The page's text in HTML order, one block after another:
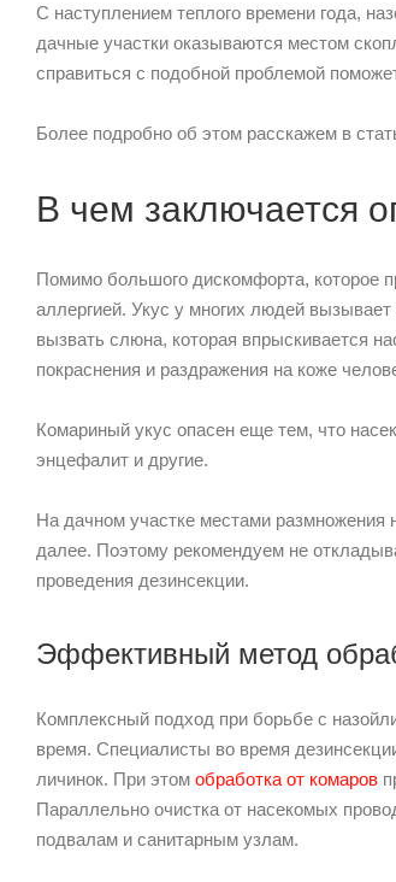
С наступлением теплого времени года,
дачные участки оказываются местом
справиться с подобной проблемой
Более подробно об этом расскажем в
В чем заключается
Помимо большого дискомфорта, которое
аллергией. Укус у многих людей
вызвать слюна, которая впрыскивается
покраснения и раздражения на коже
Комариный укус опасен еще тем, что
энцефалит и другие.
На дачном участке местами
далее. Поэтому рекомендуем не
проведения дезинсекции.
Эффективный метод
Комплексный подход при борьбе с
время. Специалисты во время
личинок. При этом обработка от комаров
Параллельно очистка от насекомых
подвалам и санитарным узлам.